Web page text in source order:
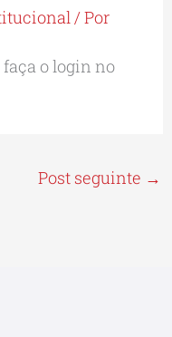
/ Por
o login no
Post seguinte →